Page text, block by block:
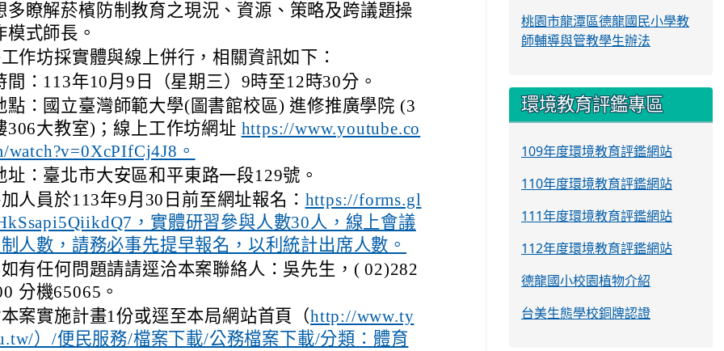
多瞭解菸檳防制教育之現況、資源、策略及跨議題操
模式師長。
作坊採實體與線上併行，相關資訊如下：
間：113年10月9日（星期三）9時至12時30分。
點：國立臺灣師範大學(圖書館校區) 進修推廣學院 (3
306大教室)；線上工作坊網址 https://www.youtube.co
watch?v=0XcPIfCj4J8。
址：臺北市大安區和平東路一段129號。
人員於113年9月30日前至網址報名： https://forms.gl
，實體研習參與人數30人，線上會議
人數，請務必事先提早報名，以利統計出席人數。
有任何問題請請逕洽本案聯絡人：吳先生，( 02)282
分機65065。
案實施計畫1份或逕至本局網站首頁（http://www.ty
）/便民服務/檔案下載/公務檔案下載/分類：體育
桃園市龍潭區德龍國民小學教
師輔導與管教學生辦法
環境教育評鑑專區
109年度環境教育評鑑網站
110年度環境教育評鑑網站
111年度環境教育評鑑網站
112年度環境教育評鑑網站
德龍國小校園植物介紹
台美生態學校銅牌認證